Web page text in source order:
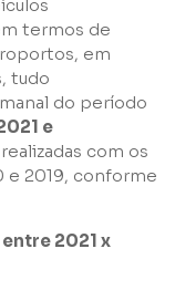
termos de
em
tudo
do período
e
com os
e 2019, conforme
2021 x